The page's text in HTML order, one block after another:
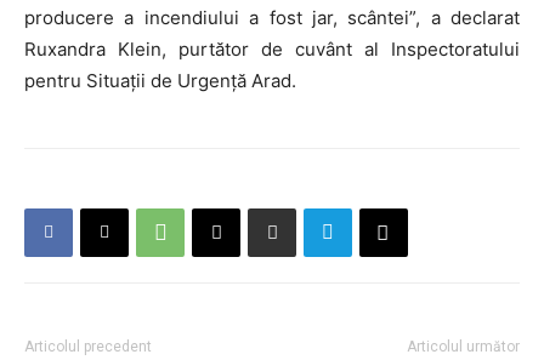
producere a incendiului a fost jar, scântei”, a declarat
Ruxandra Klein, purtător de cuvânt al Inspectoratului
pentru Situații de Urgență Arad.
Articolul precedent Articolul următor